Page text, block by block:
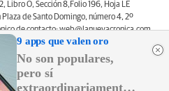
Libro O, Sección 8,Folio 196, Hoja LE
de Santo Domingo, número 4, 2º
de contacto: web@lanuevacronica.com.
CRÓNICA). Incluye contenidos de la
9 apps que valen oro
No son populares,
pero sí
extraordinariamente